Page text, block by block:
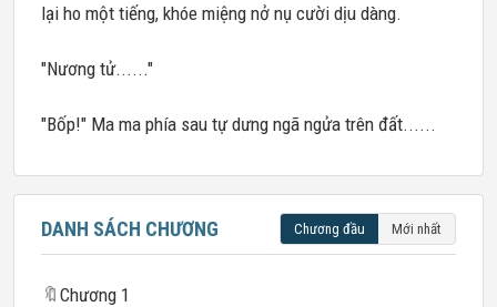
lại ho một tiếng, khóe miệng nở nụ cười dịu dàng.
"Nương tử......"
"Bốp!" Ma ma phía sau tự dưng ngã ngửa trên đất......
DANH SÁCH CHƯƠNG Chương đầu Mới nhất
🔖 Chương 1